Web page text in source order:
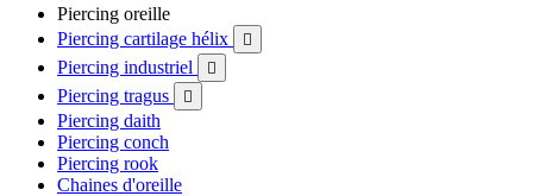
Piercing oreille
Piercing cartilage hélix

Piercing industriel 
Piercing tragus 
Piercing daith
Piercing conch
Piercing rook
Chaines d'oreille